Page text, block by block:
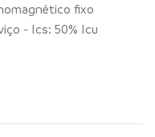
fixo
- Ics: 50% Icu